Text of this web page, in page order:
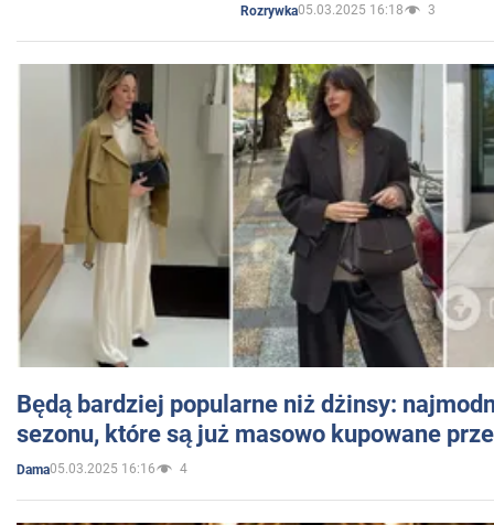
Rozrywka05.03.2025 16:18 3
Będą bardziej popularne niż dżinsy:
sezonu, które są już masowo kupowane
Dama05.03.2025 16:16 4